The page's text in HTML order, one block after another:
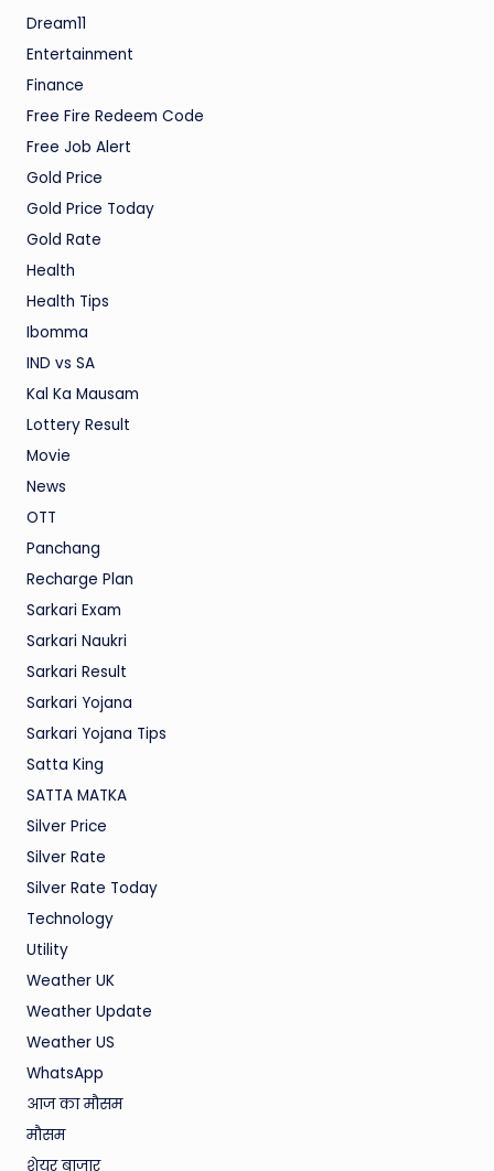
Dream11
Entertainment
Finance
Free Fire Redeem Code
Free Job Alert
Gold Price
Gold Price Today
Gold Rate
Health
Health Tips
Ibomma
IND vs SA
Kal Ka Mausam
Lottery Result
Movie
News
OTT
Panchang
Recharge Plan
Sarkari Exam
Sarkari Naukri
Sarkari Result
Sarkari Yojana
Sarkari Yojana Tips
Satta King
SATTA MATKA
Silver Price
Silver Rate
Silver Rate Today
Technology
Utility
Weather UK
Weather Update
Weather US
WhatsApp
आज का मौसम
मौसम
शेयर बाजार